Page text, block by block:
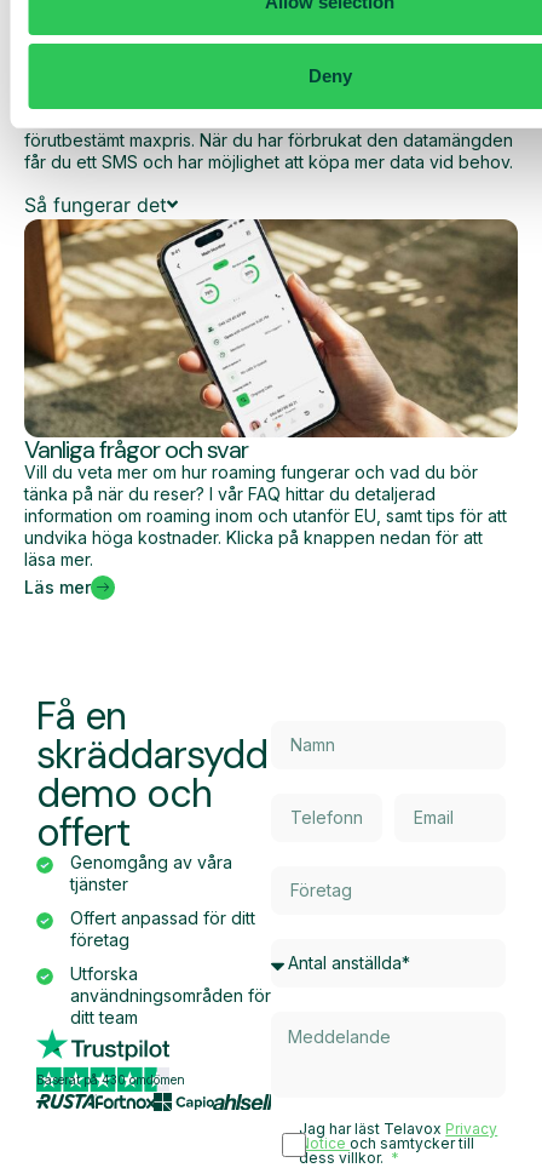
Deny
Daily cost control
dina dagliga kostnader när du surfar utanför EU/EES.
förutbestämt maxpris. När du har förbrukat den datamängden
får du ett SMS och har möjlighet att köpa mer data vid behov.
Så fungerar det
Vanliga frågor och svar
Vill du veta mer om hur roaming fungerar och vad du bör
tänka på när du reser? I vår FAQ hittar du detaljerad
information om roaming inom och utanför EU, samt tips för att
undvika höga kostnader. Klicka på knappen nedan för att
läsa mer.
Läs mer
Få en
skräddarsydd
demo och
offert
Genomgång av våra
tjänster
Offert anpassad för ditt
företag
Utforska
användningsområden för
ditt team
Baserat på 430 omdömen
Jag har läst Telavox Privacy
Noticeoch samtycker till
dess villkor.